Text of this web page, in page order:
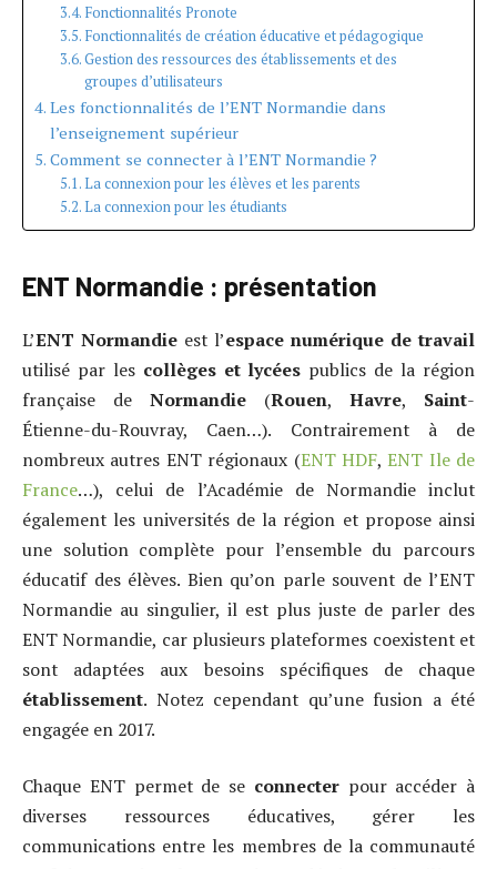
Fonctionnalités Pronote
Fonctionnalités de création éducative et pédagogique
Gestion des ressources des établissements et des
groupes d’utilisateurs
Les fonctionnalités de l’ENT Normandie dans
l’enseignement supérieur
Comment se connecter à l’ENT Normandie ?
La connexion pour les élèves et les parents
La connexion pour les étudiants
ENT Normandie : présentation
L’ENT Normandie est l’espace numérique de travail
utilisé par les collèges et lycées publics de la région
française de Normandie (Rouen, Havre, Saint-
Étienne-du-Rouvray, Caen…). Contrairement à de
nombreux autres ENT régionaux (ENT HDF,ENT Ile de
France…), celui de l’Académie de Normandie inclut
également les universités de la région et propose ainsi
une solution complète pour l’ensemble du parcours
éducatif des élèves. Bien qu’on parle souvent de l’ENT
Normandie au singulier, il est plus juste de parler des
ENT Normandie, car plusieurs plateformes coexistent et
sont adaptées aux besoins spécifiques de chaque
établissement. Notez cependant qu’une fusion a été
engagée en 2017.
Chaque ENT permet de se connecterpour accéder à
diverses ressources éducatives, gérer les
communications entre les membres de la communauté